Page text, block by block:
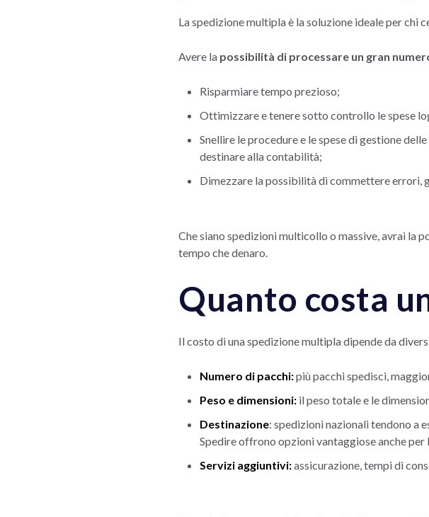
La spedizione multipla è la soluzione ideale per chi
Avere la possibilità di processare un gran
Risparmiare tempo prezioso;
Ottimizzare e tenere sotto controllo le spese
Snellire le procedure e le spese di gestione
destinare alla contabilità;
Dimezzare la possibilità di commettere errori,
Che siano spedizioni multicollo o massive, avrai la
tempo che denaro.
Quanto costa
Il costo di una spedizione multipla dipende da
Numero di pacchi:più pacchi spedisci,
Peso e dimensioni: il peso totale e le
Destinazione: spedizioni nazionali tendono a
Spedire offrono opzioni vantaggiose anche per
Servizi aggiuntivi:assicurazione, tempi di